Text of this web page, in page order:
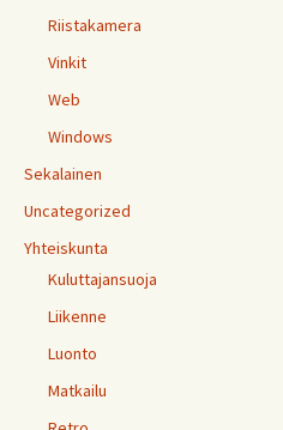
Riistakamera
Vinkit
Web
Windows
Sekalainen
Uncategorized
Yhteiskunta
Kuluttajansuoja
Liikenne
Luonto
Matkailu